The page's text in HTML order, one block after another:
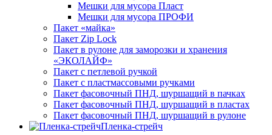
Мешки для мусора Пласт
Мешки для мусора ПРОФИ
Пакет «майка»
Пакет Zip Lock
Пакет в рулоне для заморозки и хранения
«ЭКОЛАЙФ»
Пакет с петлевой ручкой
Пакет с пластмассовыми ручками
Пакет фасовочный ПНД, шуршащий в пачках
Пакет фасовочный ПНД, шуршащий в пластах
Пакет фасовочный ПНД, шуршащий в рулоне
Пленка-стрейч